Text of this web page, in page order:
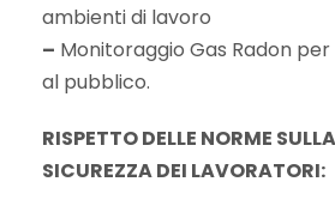
ambienti di lavoro
– Monitoraggio Gas Radon
al pubblico.
RISPETTO DELLE NORME
SICUREZZA DEI LAVORATORI: